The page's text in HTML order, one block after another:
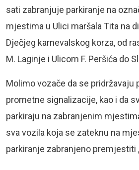
sati zabranjuje parkiranje na
mjestima u Ulici maršala Tita na
Dječjeg karnevalskog korza, od
M. Laginje i Ulicom F. Peršića do
Molimo vozače da se pridržavaju
prometne signalizacije, kao i da
parkiraju na zabranjenim
sva vozila koja se zateknu na
parkiranje zabranjeno premjestiti